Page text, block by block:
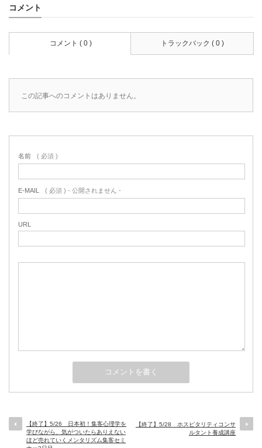
コメント
コメント ( 0 ) トラックバック ( 0 )
この記事へのコメントはありません。
名前 ( 必須 )
E-MAIL ( 必須 ) - 公開されません -
URL
【終了】5/26 日本初！集客心理学を
学びながら、気がついたらありえない
ほど売れていくメンタリズム集客セミ
【終了】5/28 ホスピタリティコンサ
ルタント養成講座